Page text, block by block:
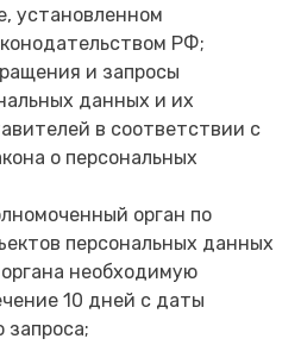
установленном
РФ;
и запросы
данных и их
в соответствии с
о персональных
орган по
персональных данных
органа необходимую
10 дней с даты
запроса;